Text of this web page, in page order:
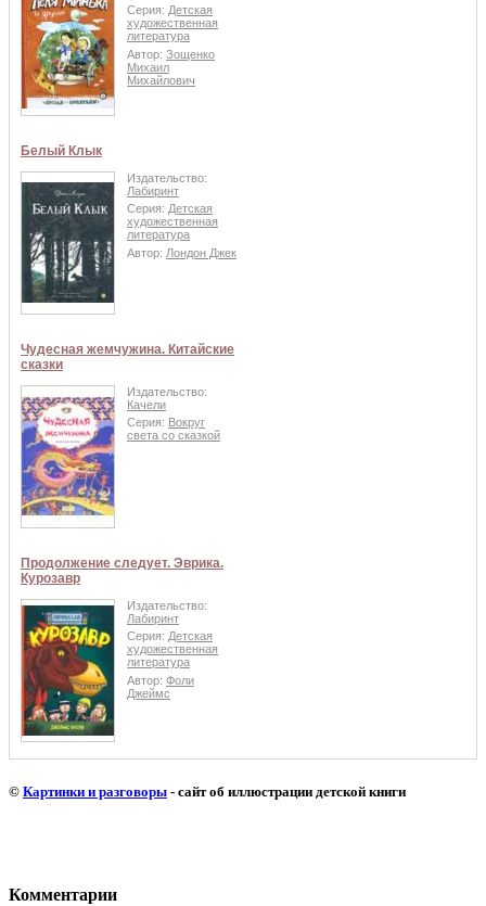
Серия: Детская
художественная
литература
Автор: Зощенко
Михаил
Михайлович
Белый Клык
Издательство:
Лабиринт
Серия: Детская
художественная
литература
Автор: Лондон Джек
Чудесная жемчужина. Китайские
сказки
Издательство:
Качели
Серия: Вокруг
света со сказкой
Продолжение следует. Эврика.
Курозавр
Издательство:
Лабиринт
Серия: Детская
художественная
литература
Автор: Фоли
Джеймс
© Картинки и разговоры - сайт об иллюстрации детской книги
Комментарии